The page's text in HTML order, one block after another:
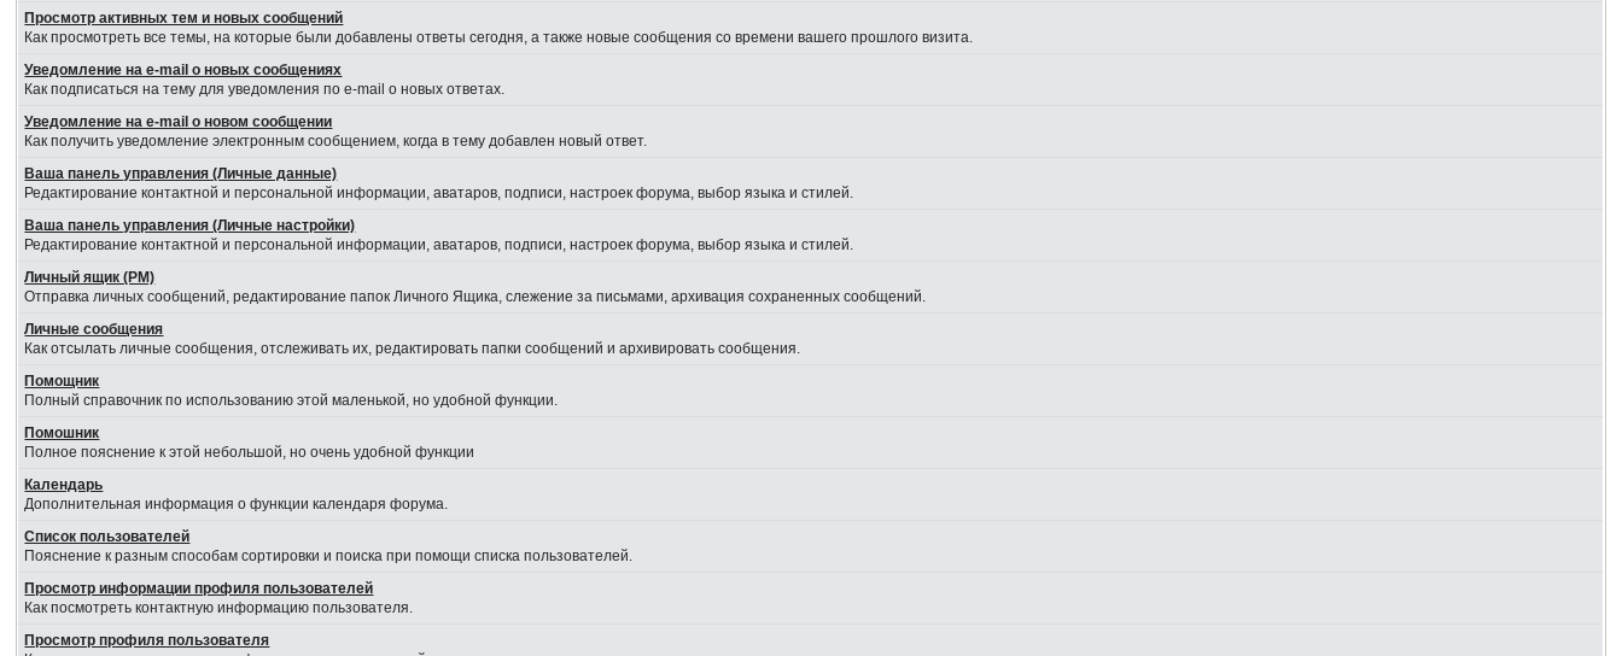
Просмотр активных тем и новых сообщений
Как просмотреть все темы, на которые были добавлены ответы сегодня, а также новые сообщения со времени вашего прошлого визита.
Уведомление на e-mail о новых сообщениях
Как подписаться на тему для уведомления по e-mail о новых ответах.
Уведомление на е-mail о новом сообщении
Как получить уведомление электронным сообщением, когда в тему добавлен новый ответ.
Ваша панель управления (Личные данные)
Редактирование контактной и персональной информации, аватаров, подписи, настроек форума, выбор языка и стилей.
Ваша панель управления (Личные настройки)
Редактирование контактной и персональной информации, аватаров, подписи, настроек форума, выбор языка и стилей.
Личный ящик (PM)
Отправка личных сообщений, редактирование папок Личного Ящика, слежение за письмами, архивация сохраненных сообщений.
Личные сообщения
Как отсылать личные сообщения, отслеживать их, редактировать папки сообщений и архивировать сообщения.
Помощник
Полный справочник по использованию этой маленькой, но удобной функции.
Помошник
Полное пояснение к этой небольшой, но очень удобной функции
Календарь
Дополнительная информация о функции календаря форума.
Список пользователей
Пояснение к разным способам сортировки и поиска при помощи списка пользователей.
Просмотр информации профиля пользователей
Как посмотреть контактную информацию пользователя.
Просмотр профиля пользователя